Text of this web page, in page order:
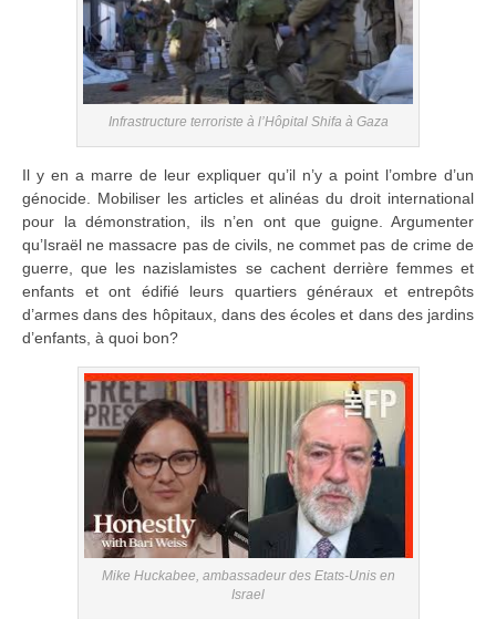
Infrastructure terroriste à l’Hôpital Shifa à Gaza
Il y en a marre de leur expliquer qu’il n’y a point l’ombre d’un
génocide. Mobiliser les articles et alinéas du droit international
pour la démonstration, ils n’en ont que guigne. Argumenter
qu’Israël ne massacre pas de civils, ne commet pas de crime de
guerre, que les nazislamistes se cachent derrière femmes et
enfants et ont édifié leurs quartiers généraux et entrepôts
d’armes dans des hôpitaux, dans des écoles et dans des jardins
d’enfants, à quoi bon?
Mike Huckabee, ambassadeur des Etats-Unis en
Israel